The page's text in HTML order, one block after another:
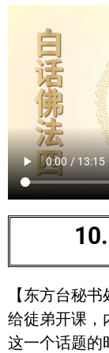
【东方台秘
给徒弟开课，
这一个话题的